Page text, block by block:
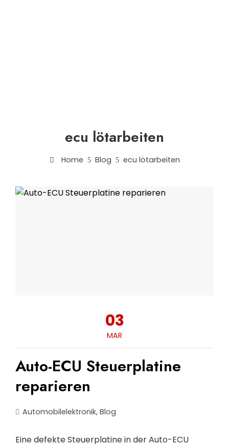
ecu lötarbeiten
Home Blog ecu lötarbeiten
03
MAR
Auto-ECU Steuerplatine
reparieren
Automobilelektronik, Blog
Eine defekte Steuerplatine in der Auto-ECU